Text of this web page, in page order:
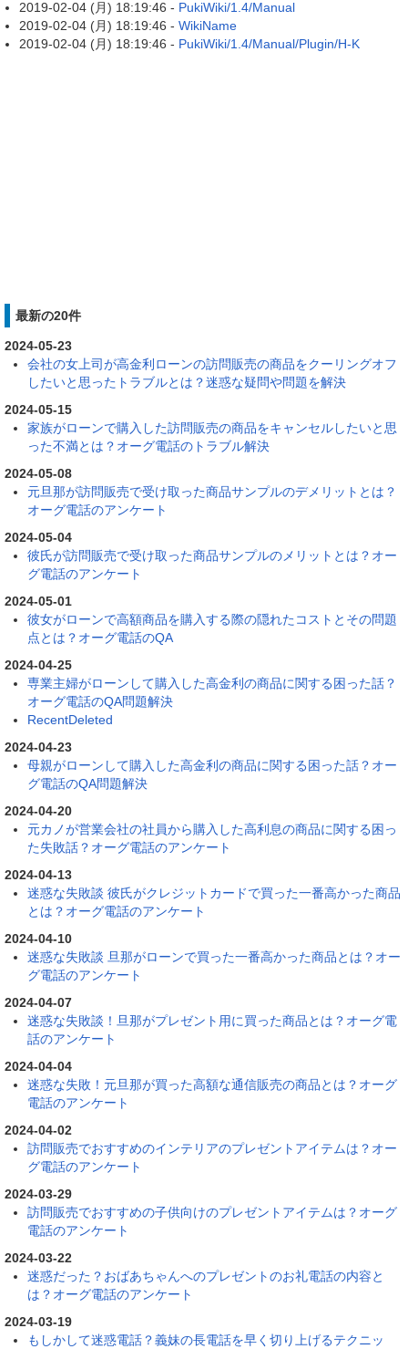
2019-02-04 (月) 18:19:46 - PukiWiki/1.4/Manual
2019-02-04 (月) 18:19:46 - WikiName
2019-02-04 (月) 18:19:46 - PukiWiki/1.4/Manual/Plugin/H-K
最新の20件
2024-05-23
会社の女上司が高金利ローンの訪問販売の商品をクーリングオフ
したいと思ったトラブルとは？迷惑な疑問や問題を解決
2024-05-15
家族がローンで購入した訪問販売の商品をキャンセルしたいと思
った不満とは？オーグ電話のトラブル解決
2024-05-08
元旦那が訪問販売で受け取った商品サンプルのデメリットとは？
オーグ電話のアンケート
2024-05-04
彼氏が訪問販売で受け取った商品サンプルのメリットとは？オー
グ電話のアンケート
2024-05-01
彼女がローンで高額商品を購入する際の隠れたコストとその問題
点とは？オーグ電話のQA
2024-04-25
専業主婦がローンして購入した高金利の商品に関する困った話？
オーグ電話のQA問題解決
RecentDeleted
2024-04-23
母親がローンして購入した高金利の商品に関する困った話？オー
グ電話のQA問題解決
2024-04-20
元カノが営業会社の社員から購入した高利息の商品に関する困っ
た失敗話？オーグ電話のアンケート
2024-04-13
迷惑な失敗談 彼氏がクレジットカードで買った一番高かった商品
とは？オーグ電話のアンケート
2024-04-10
迷惑な失敗談 旦那がローンで買った一番高かった商品とは？オー
グ電話のアンケート
2024-04-07
迷惑な失敗談！旦那がプレゼント用に買った商品とは？オーグ電
話のアンケート
2024-04-04
迷惑な失敗！元旦那が買った高額な通信販売の商品とは？オーグ
電話のアンケート
2024-04-02
訪問販売でおすすめのインテリアのプレゼントアイテムは？オー
グ電話のアンケート
2024-03-29
訪問販売でおすすめの子供向けのプレゼントアイテムは？オーグ
電話のアンケート
2024-03-22
迷惑だった？おばあちゃんへのプレゼントのお礼電話の内容と
は？オーグ電話のアンケート
2024-03-19
もしかして迷惑電話？義妹の長電話を早く切り上げるテクニッ